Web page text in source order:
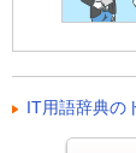
IT用語辞典の